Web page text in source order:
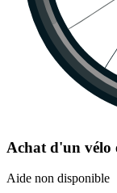
Achat d'un vélo
Aide non disponible